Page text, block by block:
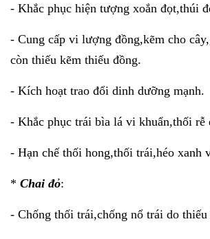
- Khắc phục hiện tượng xoắn đọt,thúi
- Cung cấp vi lượng đồng,kẽm cho
còn thiếu kẽm thiếu đồng.
- Kích hoạt trao đổi dinh dưỡng mạnh.
- Khắc phục trái bìa lá vi khuẩn,thối rễ
- Hạn chế thối hong,thối trái,héo xanh
* Chai đỏ:
- Chống thối trái,chống nổ trái do